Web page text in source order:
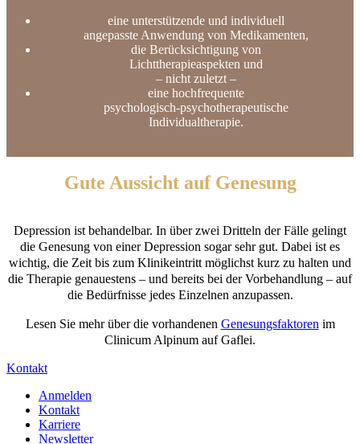
eine unterstützende und individuell
angepasste Anwendung von Medikamenten,
die Berücksichtigung von
Lichttherapieaspekten und
– nicht zuletzt –
eine hochfrequente
psychologisch-psychotherapeutische
Individualtherapie.
Gute Aussicht auf Genesung
Depression ist behandelbar. In über zwei Dritteln der Fälle gelingt
die Genesung von einer Depression sogar sehr gut. Dabei ist es
wichtig, die Zeit bis zum Klinikeintritt möglichst kurz zu halten und
die Therapie genauestens – und bereits bei der Vorbehandlung – auf
die Bedürfnisse jedes Einzelnen anzupassen.
Lesen Sie mehr über die vorhandenen Genesungsfaktoren im
Clinicum Alpinum auf Gaflei.
Kontakt
Anmelden
Kontakt
Karriere
Newsletter